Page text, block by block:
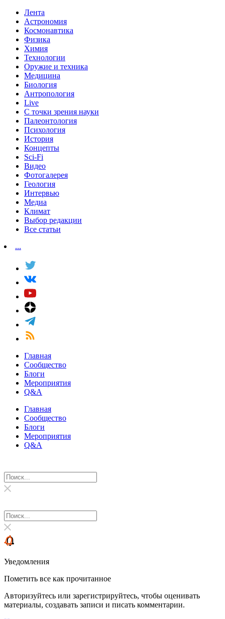
Лента
Астрономия
Космонавтика
Физика
Химия
Технологии
Оружие и техника
Медицина
Биология
Антропология
Live
С точки зрения науки
Палеонтология
Психология
История
Концепты
Sci-Fi
Видео
Фотогалерея
Геология
Интервью
Медиа
Климат
Выбор редакции
Все статьи
...
Главная
Сообщество
Блоги
Мероприятия
Q&A
Главная
Сообщество
Блоги
Мероприятия
Q&A
Уведомления
Пометить все как прочитанное
Авторизуйтесь или зарегистрируйтесь, чтобы оценивать
материалы, создавать записи и писать комментарии.